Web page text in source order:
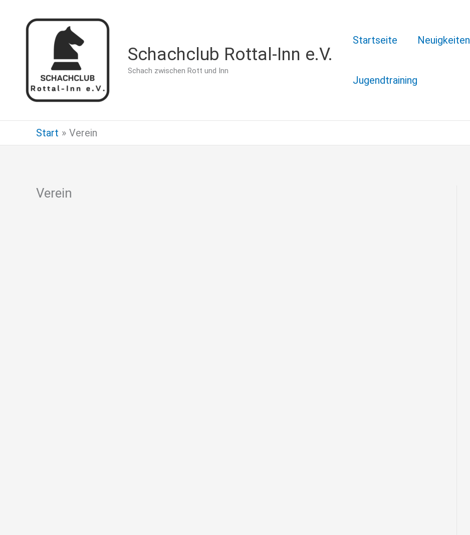
Schachclub Rottal-Inn e.V.
Schach zwischen Rott und Inn
Startseite Neuigkeiten
Jugendtraining
Start Verein
Verein